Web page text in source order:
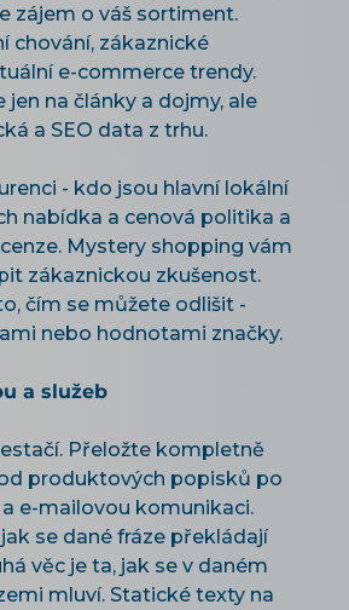
zájem o váš sortiment.
chování, zákaznické
e-commerce trendy.
jen na články a dojmy, ale
a SEO data z trhu.
- kdo jsou hlavní lokální
nabídka a cenová politika a
Mystery shopping vám
zákaznickou zkušenost.
čím se můžete odlišit -
nebo hodnotami značky.
a služeb
Přeložte kompletně
produktových popisků po
e-mailovou komunikaci.
se dané fráze překládají
věc je ta, jak se v daném
mluví. Statické texty na